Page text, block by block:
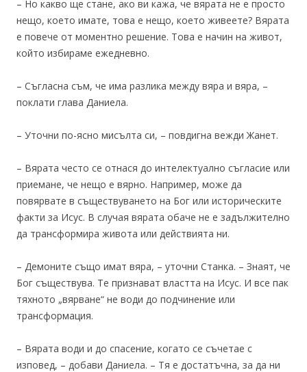
– Но какво ще стане, ако ви кажа, че вярата не е просто
нещо, което имате, това е нещо, което живеете? Вярата
е повече от моментно решение. Това е начин на живот,
който избираме ежедневно.
– Съгласна съм, че има разлика между вяра и вяра, –
поклати глава Даниела.
– Уточни по-ясно мисълта си, – повдигна вежди Жанет.
– Вярата често се отнася до интелектуално съгласие или
приемане, че нещо е вярно. Например, може да
повярвате в съществуването на Бог или историческите
факти за Исус. В случая вярата обаче не е задължително
да трансформира живота или действията ни.
– Демоните също имат вяра, – уточни Станка. – Знаят, че
Бог съществува. Те признават властта на Исус. И все пак
тяхното „вярване“ не води до подчинение или
трансформация.
– Вярата води и до спасение, когато се съчетае с
изповед, – добави Даниела. – Тя е достатъчна, за да ни